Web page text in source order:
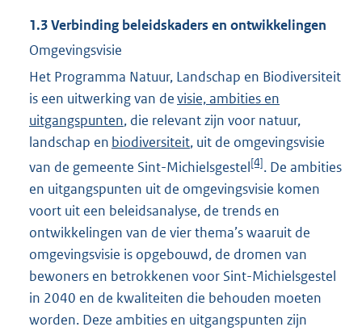
1.3Verbinding beleidskaders en ontwikkelingen
Omgevingsvisie
Het Programma Natuur, Landschap en Biodiversiteit
is een uitwerking van devisie, ambities en
uitgangspunten, die relevant zijn voor natuur,
landschap en biodiversiteit, uit de omgevingsvisie
van de gemeente Sint-Michielsgestel[4]. De ambities
en uitgangspunten uit de omgevingsvisie komen
voort uit een beleidsanalyse, de trends en
ontwikkelingen van de vier thema’s waaruit de
omgevingsvisie is opgebouwd, de dromen van
bewoners en betrokkenen voor Sint-Michielsgestel
in 2040 en de kwaliteiten die behouden moeten
worden. Deze ambities en uitgangspunten zijn